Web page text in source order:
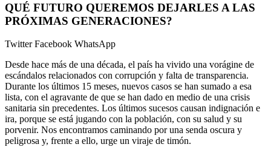
QUÉ FUTURO QUEREMOS DEJARLES A LAS
PRÓXIMAS GENERACIONES?
TwitterFacebook WhatsApp
Desde hace más de una década, el país ha vivido una vorágine de
escándalos relacionados con corrupción y falta de transparencia.
Durante los últimos 15 meses, nuevos casos se han sumado a esa
lista, con el agravante de que se han dado en medio de una crisis
sanitaria sin precedentes. Los últimos sucesos causan indignación e
ira, porque se está jugando con la población, con su salud y su
porvenir. Nos encontramos caminando por una senda oscura y
peligrosa y, frente a ello, urge un viraje de timón.